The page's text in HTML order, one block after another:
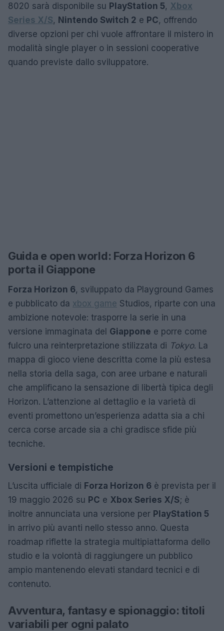
8020 sarà disponibile su PlayStation 5, Xbox
Series X/S, Nintendo Switch 2 e PC, offrendo
diverse opzioni per chi vuole affrontare il mistero in
modalità single player o in sessioni cooperative
quando previste dallo sviluppatore.
Guida e open world: Forza Horizon 6
porta il Giappone
Forza Horizon 6, sviluppato da Playground Games
e pubblicato da xbox game Studios, riparte con una
ambizione notevole: trasporre la serie in una
versione immaginata del Giappone e porre come
fulcro una reinterpretazione stilizzata di Tokyo. La
mappa di gioco viene descritta come la più estesa
nella storia della saga, con aree urbane e naturali
che amplificano la sensazione di libertà tipica degli
Horizon. L’attenzione al dettaglio e la varietà di
eventi promettono un’esperienza adatta sia a chi
cerca corse arcade sia a chi gradisce sfide più
tecniche.
Versioni e tempistiche
L’uscita ufficiale di Forza Horizon 6 è prevista per il
19 maggio 2026 su PC e Xbox Series X/S; è
inoltre annunciata una versione per PlayStation 5
in arrivo più avanti nello stesso anno. Questa
roadmap riflette la strategia multipiattaforma dello
studio e la volontà di raggiungere un pubblico
ampio mantenendo elevati standard tecnici e di
contenuto.
Avventura, fantasy e spionaggio: titoli
variabili per ogni palato